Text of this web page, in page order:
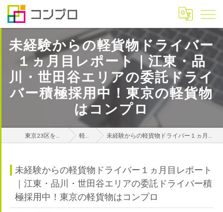
未経験からの軽貨物ドライバー
１ヵ月目レポート｜江東・品
川・世田谷エリアの委託ドライ
バー積極採用中！東京の軽貨物
はコンプロ
東京23区を中心に関東エリアの軽貨物はコンプロ 軽貨物攻略ナビ 未経験からの軽貨物ドライバー１ヵ月目レポート｜江東・品川・世田谷エリアの委託ドライバー積極採用中！東京の軽貨物はコンプロ
未経験からの軽貨物ドライバー１ヵ月目レポート
｜江東・品川・世田谷エリアの委託ドライバー積
極採用中！東京の軽貨物はコンプロ